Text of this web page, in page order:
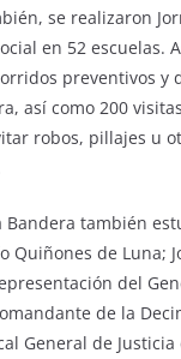
se realizaron
en 52 escuelas.
preventivos y
así como 200
robos, pillajes u
Bandera también
Quiñones de Luna;
del
de la
General de Justicia